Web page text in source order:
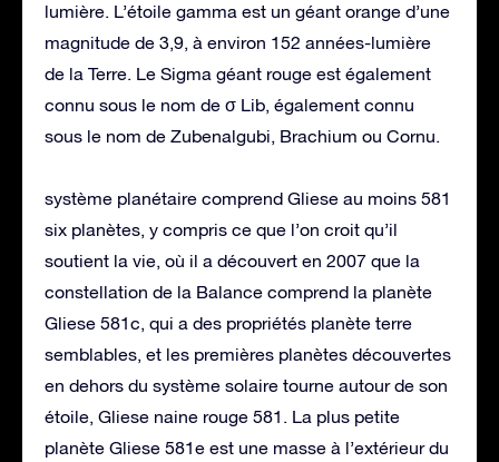
lumière. L’étoile gamma est un géant orange d’une
magnitude de 3,9, à environ 152 années-lumière
de la Terre. Le Sigma géant rouge est également
connu sous le nom de σ Lib, également connu
sous le nom de Zubenalgubi, Brachium ou Cornu.
système planétaire comprend Gliese au moins 581
six planètes, y compris ce que l’on croit qu’il
soutient la vie, où il a découvert en 2007 que la
constellation de la Balance comprend la planète
Gliese 581c, qui a des propriétés planète terre
semblables, et les premières planètes découvertes
en dehors du système solaire tourne autour de son
étoile, Gliese naine rouge 581. La plus petite
planète Gliese 581e est une masse à l’extérieur du